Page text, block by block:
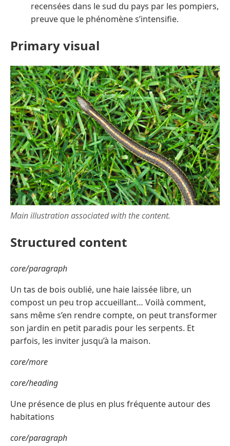
recensées dans le sud du pays par les pompiers,
preuve que le phénomène s’intensifie.
Primary visual
Main illustration associated with the content.
Structured content
core/paragraph
Un tas de bois oublié, une haie laissée libre, un
compost un peu trop accueillant… Voilà comment,
sans même s’en rendre compte, on peut transformer
son jardin en petit paradis pour les serpents. Et
parfois, les inviter jusqu’à la maison.
core/more
core/heading
Une présence de plus en plus fréquente autour des
habitations
core/paragraph